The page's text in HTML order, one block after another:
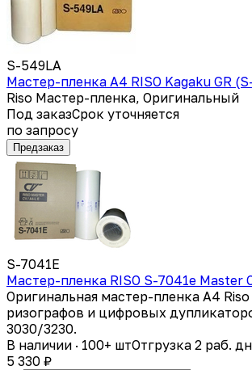
S-549LA
Мастер-пленка A4 RISO Kagaku GR
Riso Мастер-пленка, Оригинальный
Под заказСрок уточняется
по запросу
Предзаказ
S-7041E
Мастер-пленка RISO S-7041e Master
Оригинальная мастер-пленка A4
ризографов и цифровых
3030/3230.
В наличии · 100+ штОтгрузка 2 раб.
5 330 ₽